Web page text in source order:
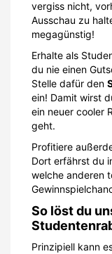
vergiss nicht,
Ausschau zu
megagünstig!
Erhalte als
du nie einen
Stelle dafür den
ein! Damit wirst
ein neuer cooler
geht.
Profitiere
Dort erfährst du
welche anderen
So löst du
Prinzipiell kann